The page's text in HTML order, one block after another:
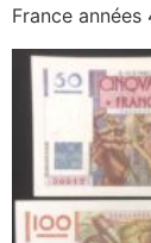
France années